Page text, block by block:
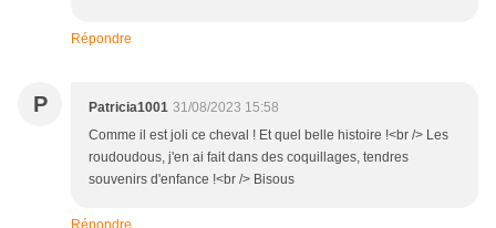
Répondre
P Patricia1001 31/08/2023 15:58
Comme il est joli ce cheval ! Et quel belle histoire !<br /> Les
roudoudous, j'en ai fait dans des coquillages, tendres
souvenirs d'enfance !<br /> Bisous
Répondre